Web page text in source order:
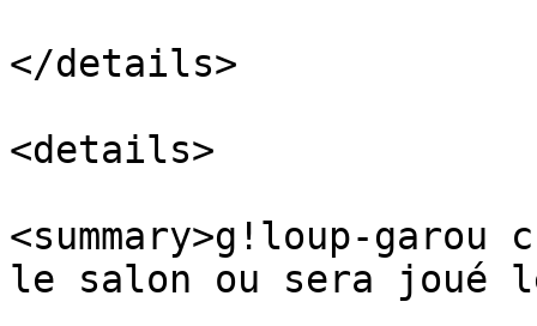
</details>
<details>
<summary>g!loup-garou
le salon ou sera joué le